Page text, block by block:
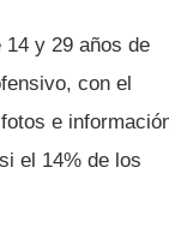
y 29 años de
con el
e
el 14% de los